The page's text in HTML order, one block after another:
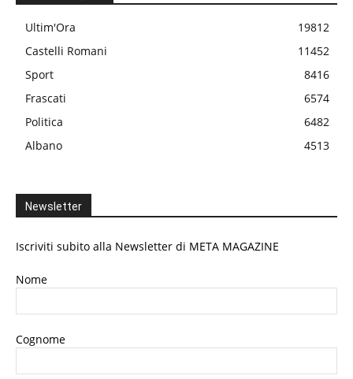
Ultim'Ora
19812
Castelli Romani
11452
Sport
8416
Frascati
6574
Politica
6482
Albano
4513
Newsletter
Iscriviti subito alla Newsletter di META MAGAZINE
Nome
Cognome